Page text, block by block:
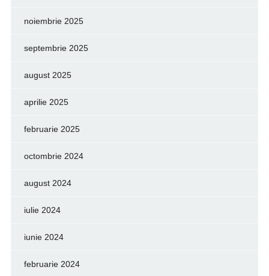
noiembrie 2025
septembrie 2025
august 2025
aprilie 2025
februarie 2025
octombrie 2024
august 2024
iulie 2024
iunie 2024
februarie 2024